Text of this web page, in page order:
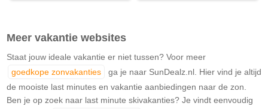
Meer vakantie websites
Staat jouw ideale vakantie er niet tussen? Voor meer
goedkope zonvakanties
ga je naar SunDealz.nl. Hier vind je altijd
de mooiste last minutes en vakantie aanbiedingen naar de zon.
Ben je op zoek naar last minute skivakanties? Je vindt eenvoudig